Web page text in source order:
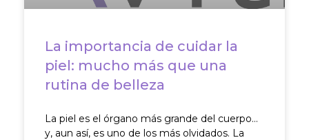
La importancia de cuidar la
piel: mucho más que una
rutina de belleza
La piel es el órgano más grande del cuerpo…
y, aun así, es uno de los más olvidados. La